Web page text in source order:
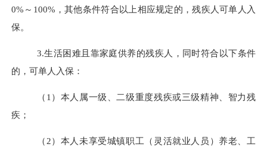
0% ～ 100% ，其他条件符合以上相应规定的，残疾人可单人入
保。
3.生活困难且靠家庭供养的残疾人，同时符合以下条件
的，可单人入保：
（ 1 ）本人属一级、二级重度残疾或三级精神、智力残
疾；
（ 2）本人未享受城镇职工（灵活就业人员）养老、工